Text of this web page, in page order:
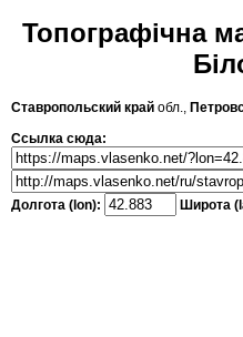
Топографічна
Ставропольский край обл.,
Ссылка сюда:
Долгота (lon): Широта